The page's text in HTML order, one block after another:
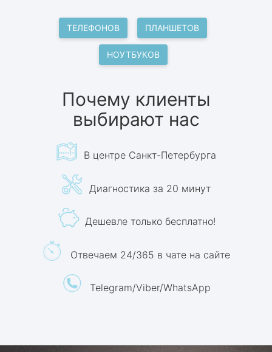
ТЕЛЕФОНОВ ПЛАНШЕТОВ
НОУТБУКОВ
Почему клиенты
выбирают нас
В центре Санкт-Петербурга
Диагностика за 20 минут
Дешевле только бесплатно!
Отвечаем 24/365 в чате на сайте
Telegram/Viber/WhatsApp